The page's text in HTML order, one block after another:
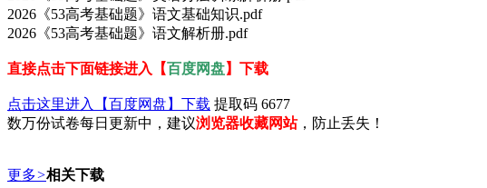
2026《53高考基础题》语文基础知识.pdf
2026《53高考基础题》语文解析册.pdf
直接点击下面链接进入【百度网盘】下载
点击这里进入【百度网盘】下载 提取码 6677
数万份试卷每日更新中，建议浏览器收藏网站，防止丢失！
更多>相关下载